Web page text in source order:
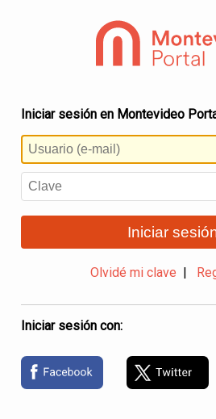
Iniciar sesión en Montevideo
Iniciar
Olvidé mi clave
Iniciar sesión con: